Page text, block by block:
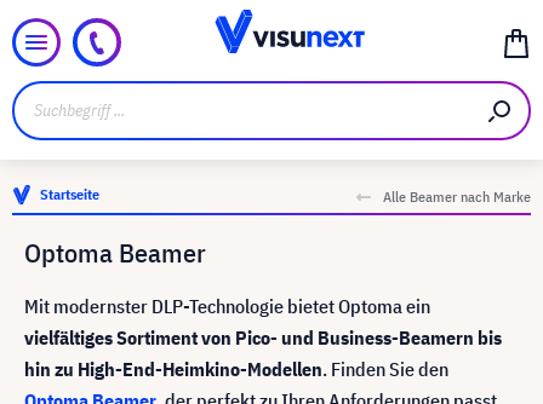
Startseite Alle Beamer nach Marke
Optoma Beamer
Mit modernster DLP-Technologie bietet Optoma ein
vielfältiges Sortiment von Pico- und Business-Beamern bis
hin zu High-End-Heimkino-Modellen. Finden Sie den